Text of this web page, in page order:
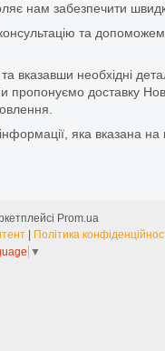
нам забезпечити
та
необхідні
доставку
яка вказана
Prom.ua
Політика
▼